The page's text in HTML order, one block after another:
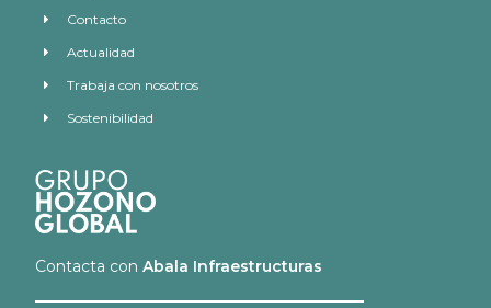
Contacto
Actualidad
Trabaja con nosotros
Sostenibilidad
Contacta con Abala Infraestructuras